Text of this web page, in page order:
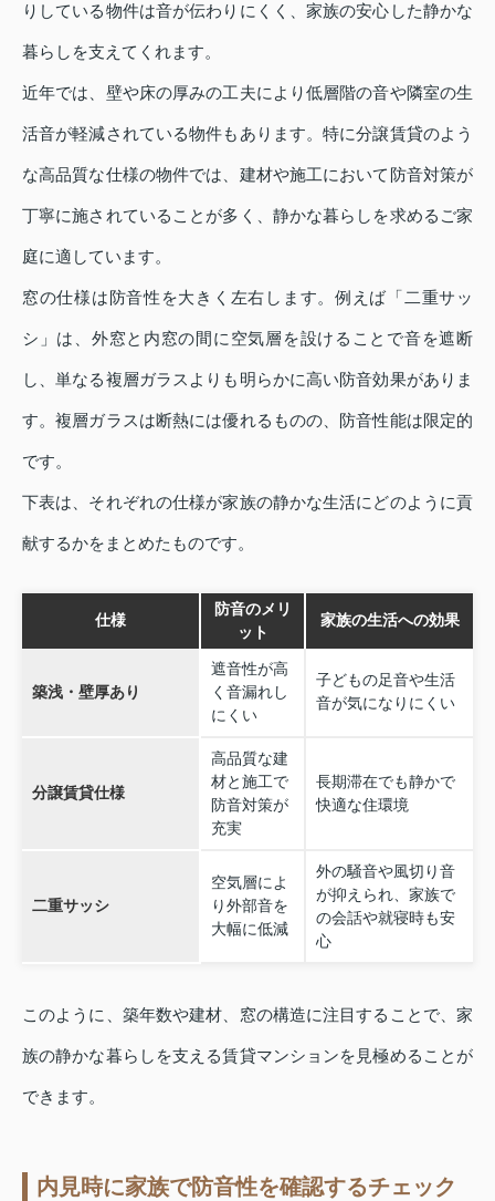
りしている物件は音が伝わりにくく、家族の安心した静かな
暮らしを支えてくれます。
近年では、壁や床の厚みの工夫により低層階の音や隣室の生
活音が軽減されている物件もあります。特に分譲賃貸のよう
な高品質な仕様の物件では、建材や施工において防音対策が
丁寧に施されていることが多く、静かな暮らしを求めるご家
庭に適しています。
窓の仕様は防音性を大きく左右します。例えば「二重サッ
シ」は、外窓と内窓の間に空気層を設けることで音を遮断
し、単なる複層ガラスよりも明らかに高い防音効果がありま
す。複層ガラスは断熱には優れるものの、防音性能は限定的
です。
下表は、それぞれの仕様が家族の静かな生活にどのように貢
献するかをまとめたものです。
仕様
防音のメリ
ット
家族の生活への効果
築浅・壁厚あり
遮音性が高
く音漏れし
にくい
子どもの足音や生活
音が気になりにくい
分譲賃貸仕様
高品質な建
材と施工で
防音対策が
充実
長期滞在でも静かで
快適な住環境
二重サッシ
空気層によ
り外部音を
大幅に低減
外の騒音や風切り音
が抑えられ、家族で
の会話や就寝時も安
心
このように、築年数や建材、窓の構造に注目することで、家
族の静かな暮らしを支える賃貸マンションを見極めることが
できます。
内見時に家族で防音性を確認するチェック